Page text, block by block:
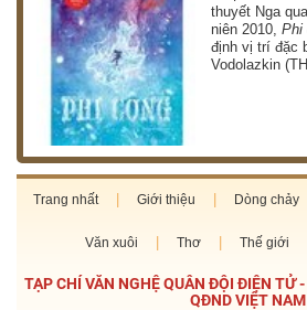
thuyết Nga
niên 2010,Phi
định vị trí đặc
Vodolazkin
Trang nhất Giới thiệu Dòng chảy
Văn xuôi Thơ Thế giới
TẠP CHÍ VĂN NGHỆ QUÂN ĐỘI ĐIỆN TỬ
QĐND VIỆT NAM